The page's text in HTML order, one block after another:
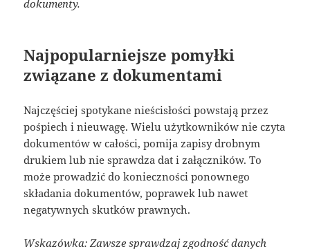
dokumenty.
Najpopularniejsze pomyłki
związane z dokumentami
Najczęściej spotykane nieścisłości powstają przez
pośpiech i nieuwagę. Wielu użytkowników nie czyta
dokumentów w całości, pomija zapisy drobnym
drukiem lub nie sprawdza dat i załączników. To
może prowadzić do konieczności ponownego
składania dokumentów, poprawek lub nawet
negatywnych skutków prawnych.
Wskazówka: Zawsze sprawdzaj zgodność danych